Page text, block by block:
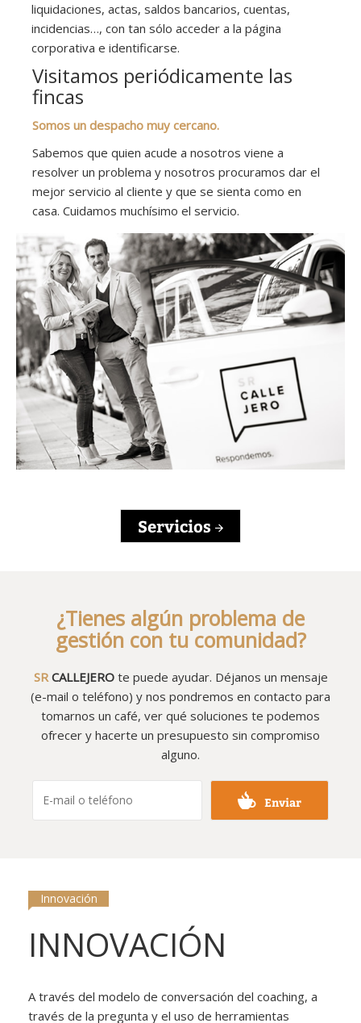
liquidaciones, actas, saldos bancarios, cuentas,
incidencias…, con tan sólo acceder a la página
corporativa e identificarse.
Visitamos periódicamente las
fincas
Somos un despacho muy cercano.
Sabemos que quien acude a nosotros viene a
resolver un problema y nosotros procuramos dar el
mejor servicio al cliente y que se sienta como en
casa. Cuidamos muchísimo el servicio.
Servicios
¿Tienes algún problema de
gestión con tu comunidad?
SR CALLEJEROte puede ayudar. Déjanos un mensaje
(e-mail o teléfono) y nos pondremos en contacto para
tomarnos un café, ver qué soluciones te podemos
ofrecer y hacerte un presupuesto sin compromiso
alguno.
Enviar
Innovación
INNOVACIÓN
A través del modelo de conversación del coaching, a
través de la pregunta y el uso de herramientas